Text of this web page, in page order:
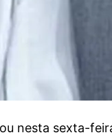
nesta sexta-